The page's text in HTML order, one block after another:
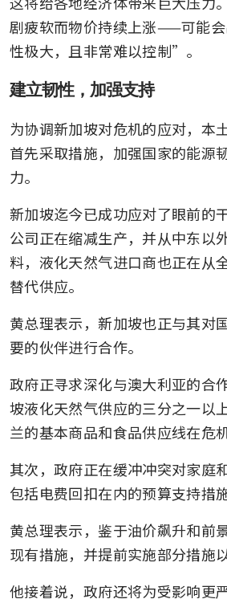
剧疲软而物价持续上涨——可能
性极大，且非常难以控制”。
建立韧性，加强支持
为协调新加坡对危机的应对，本
首先采取措施，加强国家的能源
力。
新加坡迄今已成功应对了眼前的
公司正在缩减生产，并从中东以
料，液化天然气进口商也正在从
替代供应。
黄总理表示，新加坡也正与其对
要的伙伴进行合作。
政府正寻求深化与澳大利亚的合
坡液化天然气供应的三分之一
兰的基本商品和食品供应线在危
其次，政府正在缓冲冲突对家庭
包括电费回扣在内的预算支持措
黄总理表示，鉴于油价飙升和前
现有措施，并提前实施部分措施
他接着说，政府还将为受影响更